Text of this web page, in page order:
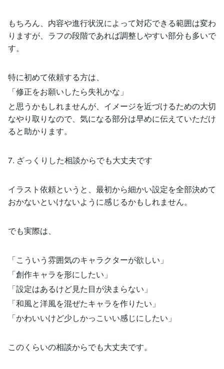
もちろん、内容や進行状況によって対応できる範囲は変わ
りますが、ラフの段階であれば調整しやすい部分も多いで
す。
特に初めて依頼する方は、
「修正をお願いしたら失礼かな」
と思うかもしれませんが、イメージを近づけるための大切
なやり取りなので、気になる部分は早めに伝えていただけ
ると助かります。
7. ざっくりした相談からでも大丈夫です
イラスト依頼というと、最初から細かい設定を全部決めて
おかないといけないように感じるかもしれません。
でも実際は、
「こういう雰囲気のキャラクターが欲しい」
「創作キャラを形にしたい」
「設定はあるけど見た目が決まらない」
「和風と洋風を混ぜたキャラを作りたい」
「かわいいけど少しかっこいい感じにしたい」
このくらいの相談からでも大丈夫です。